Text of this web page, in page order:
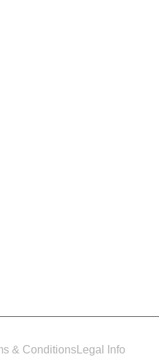
& Conditions Legal Info